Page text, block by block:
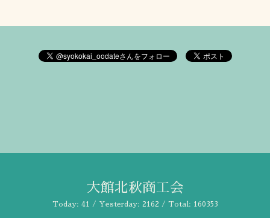
大館北秋商工会
Today: 41 / Yesterday: 2162 / Total: 160353